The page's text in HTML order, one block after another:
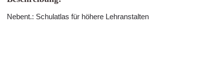
Nebent.: Schulatlas für höhere Lehranstalten